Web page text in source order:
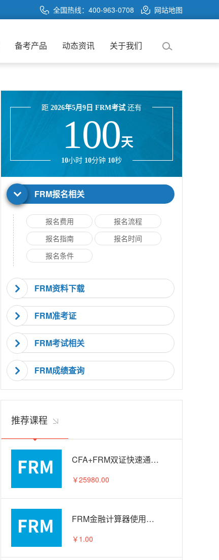
全国热线：400-963-0708 网站地图
备考产品 动态资讯 关于我们
距 2026年5月9日 FRM考试 还有
100天
10小时 10分钟 10秒
FRM报名相关
报名费用
报名流程
报名指南
报名时间
报名条件
FRM资料下载
FRM准考证
FRM考试相关
FRM成绩查询
推荐课程
CFA+FRM双证快速通关APS智播课A计划
￥25980.00
FRM金融计算器使用教程
￥1.00